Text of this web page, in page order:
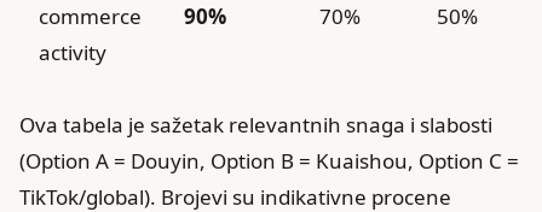
commerce
activity
90% 70% 50%
Ova tabela je sažetak relevantnih snaga i slabosti
(Option A = Douyin, Option B = Kuaishou, Option C =
TikTok/global). Brojevi su indikativne procene